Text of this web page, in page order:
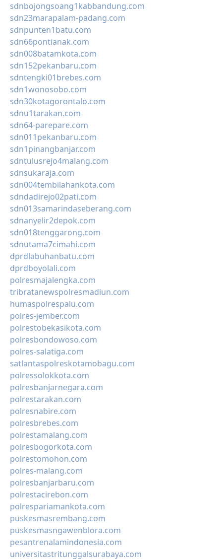
sdnbojongsoang1kabbandung.com
sdn23marapalam-padang.com
sdnpunten1batu.com
sdn66pontianak.com
sdn008batamkota.com
sdn152pekanbaru.com
sdntengki01brebes.com
sdn1wonosobo.com
sdn30kotagorontalo.com
sdnu1tarakan.com
sdn64-parepare.com
sdn011pekanbaru.com
sdn1pinangbanjar.com
sdntulusrejo4malang.com
sdnsukaraja.com
sdn004tembilahankota.com
sdndadirejo02pati.com
sdn013samarindaseberang.com
sdnanyelir2depok.com
sdn018tenggarong.com
sdnutama7cimahi.com
dprdlabuhanbatu.com
dprdboyolali.com
polresmajalengka.com
tribratanewspolresmadiun.com
humaspolrespalu.com
polres-jember.com
polrestobekasikota.com
polresbondowoso.com
polres-salatiga.com
satlantaspolreskotamobagu.com
polressolokkota.com
polresbanjarnegara.com
polrestarakan.com
polresnabire.com
polresbrebes.com
polrestamalang.com
polresbogorkota.com
polrestomohon.com
polres-malang.com
polresbanjarbaru.com
polrestacirebon.com
polrespariamankota.com
puskesmasrembang.com
puskesmasngawenblora.com
pesantrenalamindonesia.com
universitastritunggalsurabaya.com